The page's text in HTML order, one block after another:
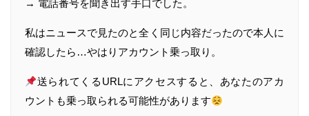
→ 電話番号を聞き出す手口でした。
私はニュースで見たのと全く同じ内容だったので本人に
確認したら…やはりアカウント乗っ取り。
送られてくるURLにアクセスすると、あなたのアカ
ウントも乗っ取られる可能性があります